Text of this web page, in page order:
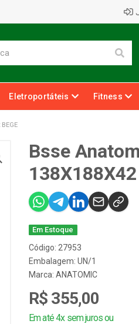
Eletroportáteis Fitness
Bsse
Em Estoque
Código: 27953
Embalagem: UN/1
Marca: ANATOMIC
R$ 355,00
Em até 4x sem juros ou